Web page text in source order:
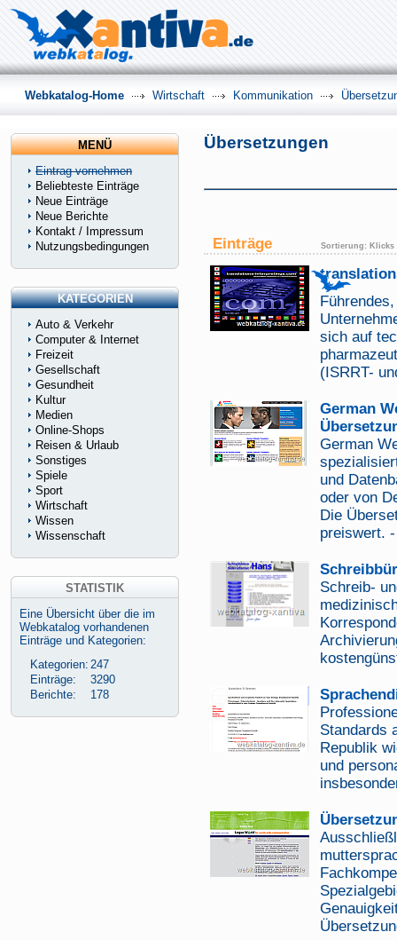
Übersetzungen
Einträge Sortierung: Klicks
sich auf
(ISRRT-
German
German
und
oder von
Die
preiswert.
Schreib-
Standards
Republik
und
Webkatalog-Home Wirtschaft Kommunikation
MENÜ
Eintrag vornehmen
Beliebteste Einträge
Neue Einträge
Neue Berichte
Kontakt / Impressum
Nutzungsbedingungen
KATEGORIEN
Auto & Verkehr
Computer & Internet
Freizeit
Gesellschaft
Gesundheit
Kultur
Medien
Online-Shops
Reisen & Urlaub
Sonstiges
Spiele
Sport
Wirtschaft
Wissen
Wissenschaft
STATISTIK
Eine Übersicht über die im
Webkatalog vorhandenen
Einträge und Kategorien:
Kategorien: 247
Einträge:
3290
Berichte:
178